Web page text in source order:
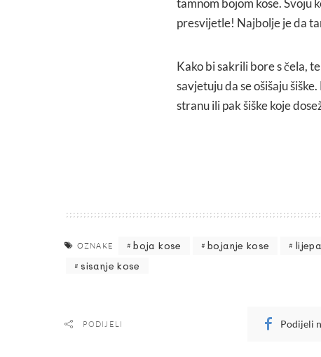
presvijetle! Najbolje je da
Kako bi sakrili bore s čela,
savjetuju da se ošišaju
stranu ili pak šiške koje
OZNAKE boja kose bojanje kose
sisanje kose
PODIJELI Podijeli